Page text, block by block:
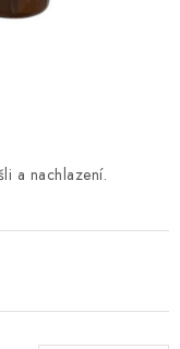
a nachlazení.